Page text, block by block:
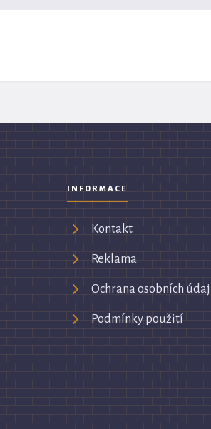
INFORMACE
Kontakt
Reklama
Ochrana osobních
Podmínky použití